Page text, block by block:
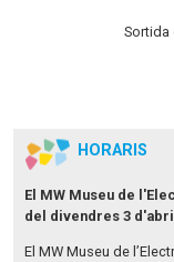
Sortida
HORARIS
El MW Museu de
del divendres 3
El MW Museu de